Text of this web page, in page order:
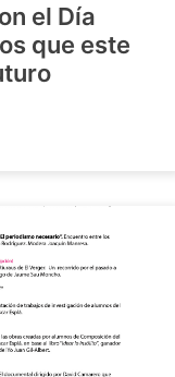
el Día
que este